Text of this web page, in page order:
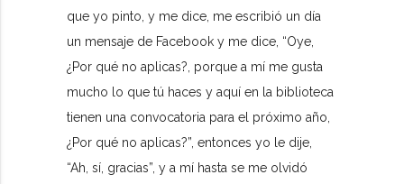
que yo pinto, y me dice, me escribió un día
un mensaje de Facebook y me dice, “Oye,
¿Por qué no aplicas?, porque a mí me gusta
mucho lo que tú haces y aquí en la biblioteca
tienen una convocatoria para el próximo año,
¿Por qué no aplicas?”, entonces yo le dije,
“Ah, sí, gracias”, y a mí hasta se me olvidó